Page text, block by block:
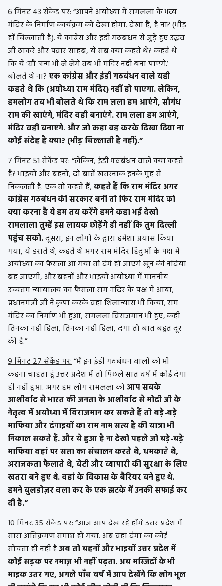
6 मिनट 43 सेकेंड पर: “आपने अयोध्या में रामलला के भव्य
मंदिर के निर्माण कार्यक्रम को देखा होगा. देखा है, है ना? (भीड़
हाँ चिल्लाती है). ये कांग्रेस और इंडी गठबंधन से जुड़े हुए उद्धव
जी ठाकरे और पवार साहब, ये सब क्या कहते थे? कहते थे
कि ये ‘सौ जन्म भी ले लेंगे तब भी मंदिर नहीं बना पाएंगे.’
बोलते थे ना?एक कांग्रेस और इंडी गठबंधन वाले यही
कहते थे कि (अयोध्या राम मंदिर) नहीं हो पाएगा. लेकिन,
हमलोग तब भी बोलते थे कि राम लला हम आएंगे, सौगंध
राम की खाएंगे, मंदिर वही बनाएंगे. राम लला हम आएंगे,
मंदिर वही बनाएंगे. और जो कहा वह करके दिखा दिया ना
कोई संदेह है क्या? (भीड़ चिल्लाती है नहीं).”
7 मिनट 51 सेकेंड पर: “लेकिन, इंडी गठबंधन वाले क्या कहते
हैं? भाइयों और बहनों, दो बातें खतरनाक इनके मुंह से
निकलती है. एक तो कहते हैं,कहते हैं कि राम मंदिर अगर
कांग्रेस गठबंधन की सरकार बनी तो फिर राम मंदिर को
क्या करना है ये हम तय करेंगे हमने कहा भई देखो
रामलाला तुम्हें इस लायक छोड़ेंगे ही नहीं कि तुम दिल्ली
पहुंच सको.दूसरा, इन लोगों के द्वारा हमेशा प्रयास किया
गया, ये डराते थे, कहते थे अगर राम मंदिर हिंदुओं के पक्ष में
अयोध्या का फैसला आ गया तो दंगे हो जाएंगे खून की नदियां
बह जाएंगी, और बहनों और भाइयों अयोध्या में माननीय
उच्चतम न्यायालय का फैसला राम मंदिर के पक्ष मे आया,
प्रधानमंत्री जी ने कृपा करके वहां शिलान्यास भी किया, राम
मंदिर का निर्माण भी हुआ, रामलला विराजमान भी हुए, कहीं
तिनका नहीं हिला, तिनका नहीं हिला, दंगा तो बात बहुत दूर
की है.”
9 मिनट 27 सेकेंड पर:“मैं इन इंडी गठबंधन वालों को भी
कहना चाहता हूं उत्तर प्रदेश में तो पिछले सात वर्ष में कोई दंगा
ही नहीं हुआ. अगर हम लोग रामलला कोआप सबके
आशीर्वाद से भारत की जनता के आशीर्वाद से मोदी जी के
नेतृत्व में अयोध्या में विराजमान कर सकते हैं तो बड़े-बड़े
माफिया और दंगाइयों का राम नाम सत्य है की यात्रा भी
निकाल सकते हैं. और ये हुआ है ना देखो पहले जो बड़े-बड़े
माफिया वहां पर सत्ता का संचालन करते थे, धमकाते थे,
अराजकता फैलाते थे, बेटी और व्यापारी की सुरक्षा के लिए
खतरा बने हुए थे. वहां के विकास के बैरियर बने हुए थे.
हमने बुलडोज़र चला कर के एक झटके में उनकी सफाई कर
दी है.”
10 मिनट 35 सेकेंड पर: “आज आप देख रहे होंगे उत्तर प्रदेश में
सारा अतिक्रमण समाप्त हो गया. अब वहां दंगा का कोई
सोचता ही नहीं हैअब तो बहनों और भाइयों उत्तर प्रदेश में
कोई सड़क पर नमाज़ भी नहीं पढ़ता. अब मस्जिदों के भी
माइक उतर गए, अगले पाँच वर्ष में आप देखेंगे कि लोग भूल